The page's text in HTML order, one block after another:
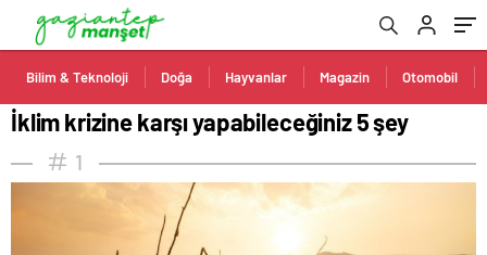
Bilim & Teknoloji Doğa Hayvanlar Magazin Otomobil
İklim krizine karşı yapabileceğiniz 5 şey
1